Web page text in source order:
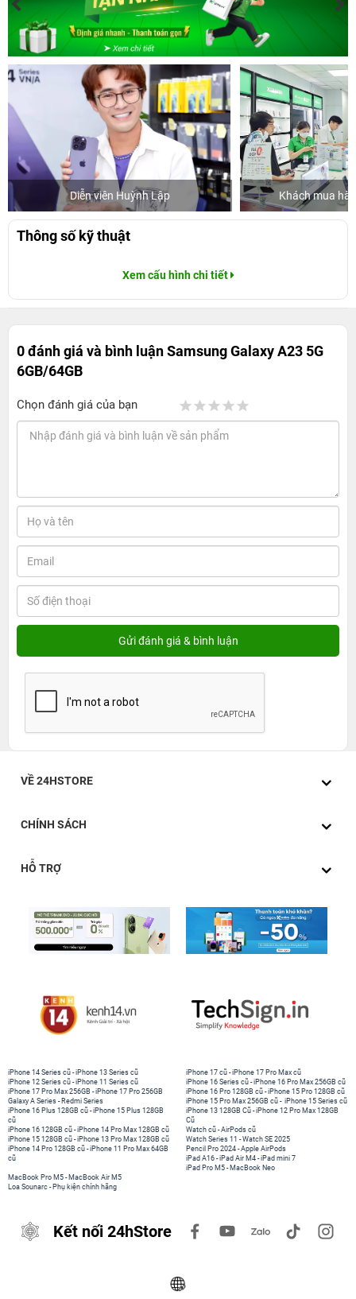
Diễn viên Huỳnh Lập Khách mua
Thông số kỹ thuật
Xem cấu hình chi tiết
0 đánh giá và bình luậnSamsung Galaxy A23 5G
6GB/64GB
Chọn đánh giá của bạn
VỀ 24HSTORE
CHÍNH SÁCH
HỖ TRỢ
iPhone 14 Series cũ -iPhone 13 Series cũ
iPhone 12 Series cũ -iPhone 11 Series cũ
iPhone 17 Pro Max 256GB -iPhone 17 Pro 256GB
Galaxy A Series - Redmi Series
iPhone 17 cũ -iPhone 17 Pro Max cũ
iPhone 16 Series cũ - iPhone 16 Pro Max 256GB cũ
iPhone 16 Pro 128GB cũ -iPhone 15 Pro 128GB cũ
iPhone 15 Pro Max 256GB cũ - iPhone 15 Series cũ
iPhone 16 Plus 128GB cũ -iPhone 15 Plus 128GB
cũ
iPhone 16 128GB cũ -iPhone 14 Pro Max 128GB cũ
iPhone 15 128GB cũ -iPhone 13 Pro Max 128GB cũ
iPhone 14 Pro 128GB cũ -iPhone 11 Pro Max 64GB
cũ
iPhone 13 128GB Cũ -iPhone 12 Pro Max 128GB
Cũ
Watch cũ -AirPods cũ
Watch Series 11 -Watch SE 2025
Pencil Pro 2024 -Apple AirPods
iPad A16 -iPad Air M4 -iPad mini 7
iPad Pro M5 - MacBook Neo
MacBook Pro M5 - MacBook Air M5
Loa Sounarc - Phụ kiện chính hãng
Kết nối 24hStore